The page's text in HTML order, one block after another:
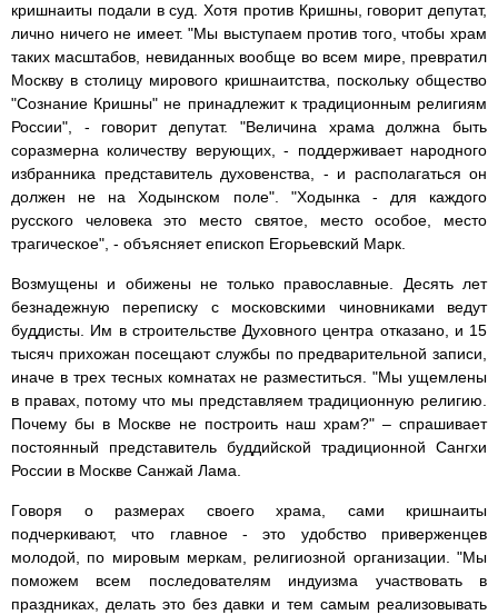
кришнаиты подали в суд. Хотя против Кришны, говорит депутат,
лично ничего не имеет. "Мы выступаем против того, чтобы храм
таких масштабов, невиданных вообще во всем мире, превратил
Москву в столицу мирового кришнаитства, поскольку общество
"Сознание Кришны" не принадлежит к традиционным религиям
России", - говорит депутат. "Величина храма должна быть
соразмерна количеству верующих, - поддерживает народного
избранника представитель духовенства, - и располагаться он
должен не на Ходынском поле". "Ходынка - для каждого
русского человека это место святое, место особое, место
трагическое", - объясняет епископ Егорьевский Марк.
Возмущены и обижены не только православные. Десять лет
безнадежную переписку с московскими чиновниками ведут
буддисты. Им в строительстве Духовного центра отказано, и 15
тысяч прихожан посещают службы по предварительной записи,
иначе в трех тесных комнатах не разместиться. "Мы ущемлены
в правах, потому что мы представляем традиционную религию.
Почему бы в Москве не построить наш храм?" – спрашивает
постоянный представитель буддийской традиционной Сангхи
России в Москве Санжай Лама.
Говоря о размерах своего храма, сами кришнаиты
подчеркивают, что главное - это удобство приверженцев
молодой, по мировым меркам, религиозной организации. "Мы
поможем всем последователям индуизма участвовать в
праздниках, делать это без давки и тем самым реализовывать